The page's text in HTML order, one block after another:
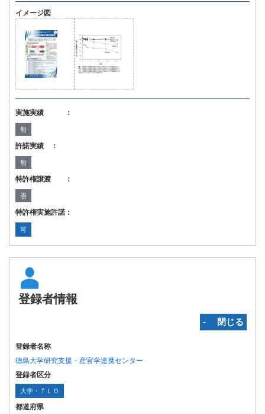
イメージ図
実施実績 ：
無
許諾実績 ：
無
特許権譲渡 ：
否
特許権実施許諾：
可
登録者情報
‐ 閉じる
登録者名称
徳島大学研究支援・産官学連携センター
登録者区分
大学・ＴＬＯ
都道府県